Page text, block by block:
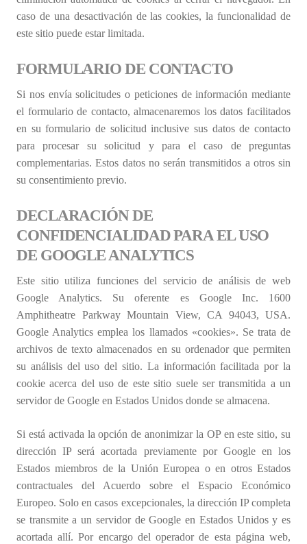
caso de una desactivación de las cookies, la funcionalidad de
este sitio puede estar limitada.
FORMULARIO DE CONTACTO
Si nos envía solicitudes o peticiones de información mediante
el formulario de contacto, almacenaremos los datos facilitados
en su formulario de solicitud inclusive sus datos de contacto
para procesar su solicitud y para el caso de preguntas
complementarias. Estos datos no serán transmitidos a otros sin
su consentimiento previo.
DECLARACIÓN DE
CONFIDENCIALIDAD PARA EL USO
DE GOOGLE ANALYTICS
Este sitio utiliza funciones del servicio de análisis de web
Google Analytics. Su oferente es Google Inc. 1600
Amphitheatre Parkway Mountain View, CA 94043, USA.
Google Analytics emplea los llamados «cookies». Se trata de
archivos de texto almacenados en su ordenador que permiten
su análisis del uso del sitio. La información facilitada por la
cookie acerca del uso de este sitio suele ser transmitida a un
servidor de Google en Estados Unidos donde se almacena.
Si está activada la opción de anonimizar la OP en este sitio, su
dirección IP será acortada previamente por Google en los
Estados miembros de la Unión Europea o en otros Estados
contractuales del Acuerdo sobre el Espacio Económico
Europeo. Solo en casos excepcionales, la dirección IP completa
se transmite a un servidor de Google en Estados Unidos y es
acortada allí. Por encargo del operador de esta página web,